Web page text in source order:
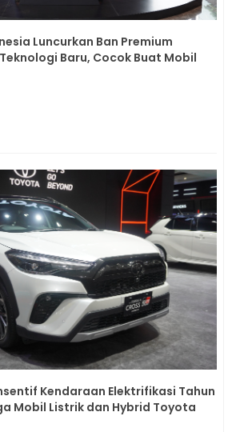
Luncurkan Ban Premium
Baru, Cocok Buat Mobil
Kendaraan Elektrifikasi Tahun
Mobil Listrik dan Hybrid Toyota